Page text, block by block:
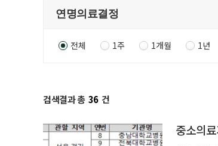
전체 1주 1개월 1년
검색결과 총 36 건
중소의